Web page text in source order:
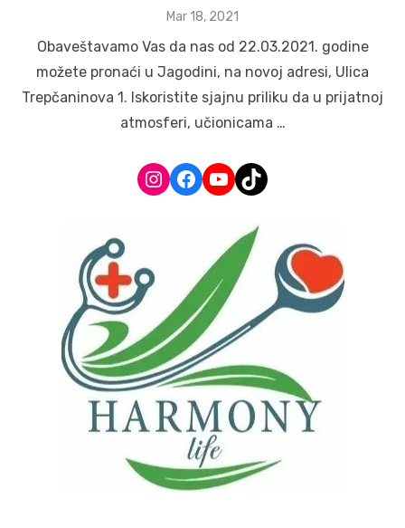
Posted
Mar 18, 2021
Obaveštavamo Vas da nas od 22.03.2021. godine
možete pronaći u Jagodini, na novoj adresi, Ulica
Trepčaninova 1. Iskoristite sjajnu priliku da u prijatnoj
atmosferi, učionicama …
Instagram
Facebook
YouTube
TikTok